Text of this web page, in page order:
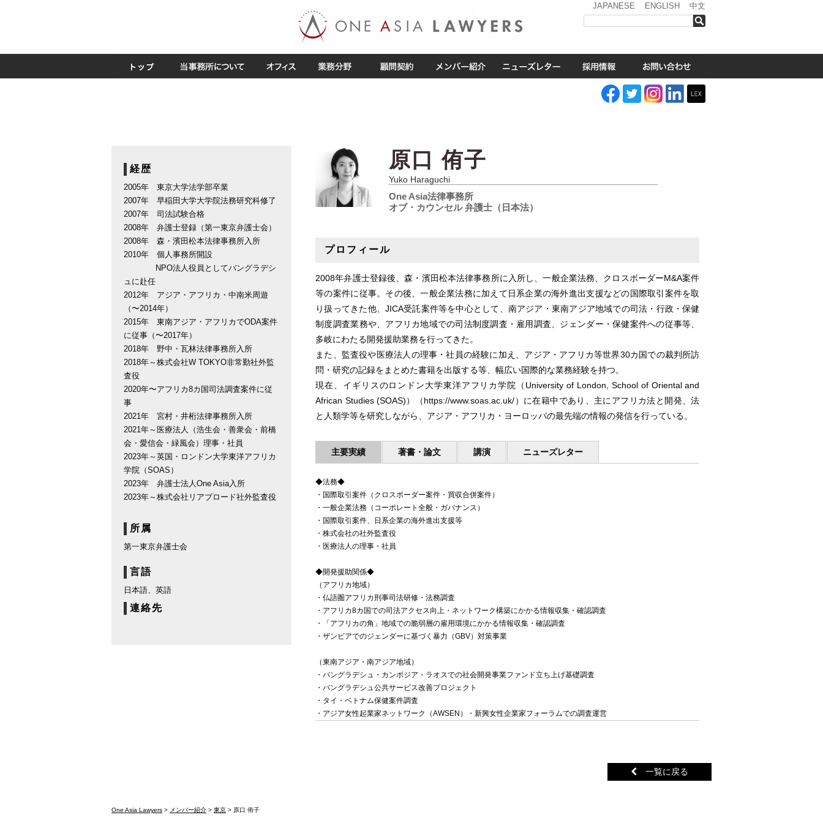
JAPANESE ENGLISH 中文
One Asia Lawyers > メンバー紹介 > 東京 > 原口 侑子
原口 侑子
Yuko Haraguchi
One Asia法律事務所
オブ・カウンセル 弁護士（日本法）
プロフィール
2008年弁護士登録後、森・濱田松本法律事務所に入所し、一般企業法務、クロスボーダーM&A案件
等の案件に従事。その後、一般企業法務に加えて日系企業の海外進出支援などの国際取引案件を取
り扱ってきた他、JICA受託案件等を中心として、南アジア・東南アジア地域での司法・行政・保健
制度調査業務や、アフリカ地域での司法制度調査・雇用調査、ジェンダー・保健案件への従事等、
多岐にわたる開発援助業務を行ってきた。
また、監査役や医療法人の理事・社員の経験に加え、アジア・アフリカ等世界30カ国での裁判所訪
問・研究の記録をまとめた書籍を出版する等、幅広い国際的な業務経験を持つ。
現在、イギリスのロンドン大学東洋アフリカ学院（University of London, School of Oriental and
African Studies (SOAS)）（https://www.soas.ac.uk/）に在籍中であり、主にアフリカ法と開発、法
と人類学等を研究しながら、アジア・アフリカ・ヨーロッパの最先端の情報の発信を行っている。
主要実績 著書・論文 講演 ニューズレター
◆法務◆
・国際取引案件（クロスボーダー案件・買収合併案件）
・一般企業法務（コーポレート全般・ガバナンス）
・国際取引案件、日系企業の海外進出支援等
・株式会社の社外監査役
・医療法人の理事・社員
◆開発援助関係◆
（アフリカ地域）
・仏語圏アフリカ刑事司法研修・法務調査
・アフリカ8カ国での司法アクセス向上・ネットワーク構築にかかる情報収集・確認調査
・「アフリカの角」地域での脆弱層の雇用環境にかかる情報収集・確認調査
・ザンビアでのジェンダーに基づく暴力（GBV）対策事業
（東南アジア・南アジア地域）
・バングラデシュ・カンボジア・ラオスでの社会開発事業ファンド立ち上げ基礎調査
・バングラデシュ公共サービス改善プロジェクト
・タイ・ベトナム保健案件調査
・アジア女性起業家ネットワーク（AWSEN）・新興女性企業家フォーラムでの調査運営
経歴
2005年 東京大学法学部卒業
2007年 早稲田大学大学院法務研究科修了
2007年 司法試験合格
2008年 弁護士登録（第一東京弁護士会）
2008年 森・濱田松本法律事務所入所
2010年 個人事務所開設
NPO法人役員としてバングラデシ
ュに赴任
2012年 アジア・アフリカ・中南米周遊
（〜2014年）
2015年 東南アジア・アフリカでODA案件
に従事（〜2017年）
2018年 野中・瓦林法律事務所入所
2018年～株式会社W TOKYO非常勤社外監
査役
2020年〜アフリカ8カ国司法調査案件に従
事
2021年 宮村・井桁法律事務所入所
2021年～医療法人（浩生会・善衆会・前橋
会・愛信会・緑風会）理事・社員
2023年～英国・ロンドン大学東洋アフリカ
学院（SOAS）
2023年 弁護士法人One Asia入所
2023年～株式会社リアブロード社外監査役
所属
第一東京弁護士会
言語
日本語、英語
連絡先
一覧に戻る